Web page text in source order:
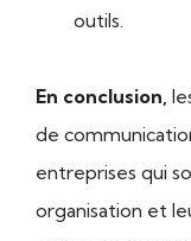
outils.
En conclusion,
de
entreprises qui
organisation et